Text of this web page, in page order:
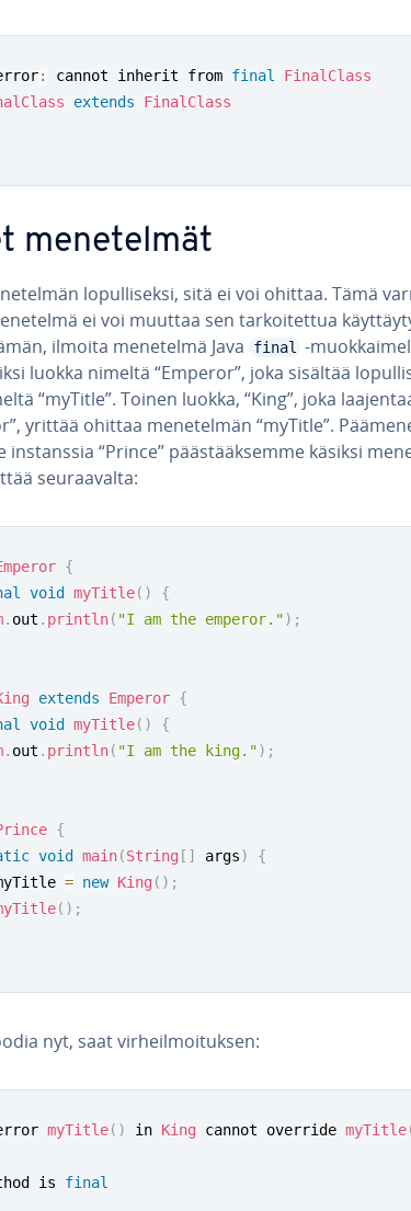
: cannot inherit from final
FinalClass
extends
FinalClass
me­ne­tel­mät
lo­pul­li­sek­si, sitä ei voi ohittaa. Tämä
ei voi muuttaa sen tar­koi­tet­tua
ilmoita menetelmä Java
final
-
luokka nimeltä “Emperor”, joka sisältää
“myTitle”. Toinen luokka, “King”, joka
yrittää ohittaa me­ne­tel­män “myTitle”.
ins­tans­sia “Prince” pääs­tääk­sem­me käsiksi
seu­raa­val­ta:
{
void myTitle( )
{
. out . println( "I am the emperor.") ;
extends Emperor {
void myTitle( )
{
. out . println( "I am the king.") ;
{
void main(String [ ] args)
{
= new King ( ) ;
( ) ;
nyt, saat vir­heil­moi­tuk­sen:
myTitle( ) in King cannot override myTitle
is final